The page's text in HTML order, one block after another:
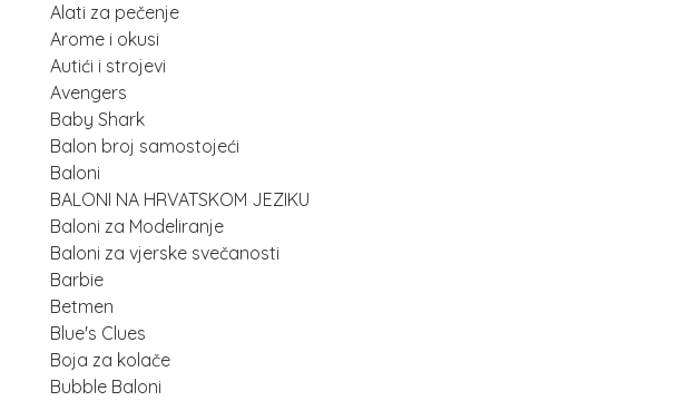
Alati za pečenje
Arome i okusi
Autići i strojevi
Avengers
Baby Shark
Balon broj samostojeći
Baloni
BALONI NA HRVATSKOM JEZIKU
Baloni za Modeliranje
Baloni za vjerske svečanosti
Barbie
Betmen
Blue's Clues
Boja za kolače
Bubble Baloni